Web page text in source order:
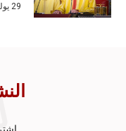
29 يوليو 2026